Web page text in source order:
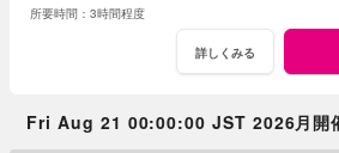
3時間程度
詳しくみる
Fri Aug 21 00:00:00 JST 2026月開